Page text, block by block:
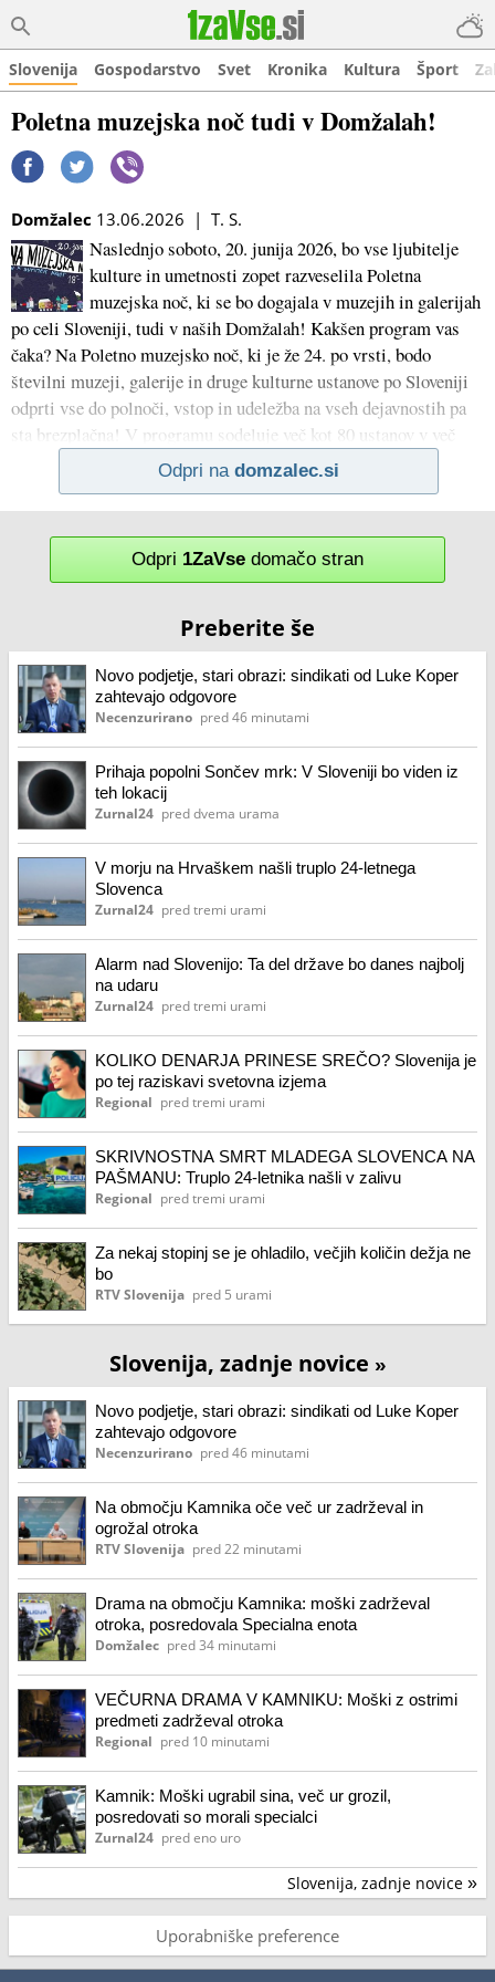
Slovenija Gospodarstvo Svet Kronika Kultura Šport
Poletna muzejska noč tudi v Domžalah!
Domžalec 13.06.2026 | T. S.
Naslednjo soboto, 20. junija 2026, bo vse ljubitelje
kulture in umetnosti zopet razveselila Poletna
muzejska noč, ki se bo dogajala v muzejih in galerijah
po celi Sloveniji, tudi v naših Domžalah! Kakšen program vas
čaka? Na Poletno muzejsko noč, ki je že 24. po vrsti, bodo
številni muzeji, galerije in druge kulturne ustanove po Sloveniji
odprti vse do polnoči, vstop in udeležba na vseh dejavnostih pa
sta brezplačna! V programu sodeluje več kot 80 ustanov v več
Odpri na domzalec.si
Odpri 1ZaVse domačo stran
Preberite še
Novo podjetje, stari obrazi: sindikati od Luke Koper
zahtevajo odgovore
Necenzurirano pred 46 minutami
Prihaja popolni Sončev mrk: V Sloveniji bo viden iz
teh lokacij
Zurnal24 pred dvema urama
V morju na Hrvaškem našli truplo 24-letnega
Slovenca
Zurnal24 pred tremi urami
Alarm nad Slovenijo: Ta del države bo danes najbolj
na udaru
Zurnal24 pred tremi urami
KOLIKO DENARJA PRINESE SREČO? Slovenija je
po tej raziskavi svetovna izjema
Regional pred tremi urami
SKRIVNOSTNA SMRT MLADEGA SLOVENCA NA
PAŠMANU: Truplo 24-letnika našli v zalivu
Regional pred tremi urami
Za nekaj stopinj se je ohladilo, večjih količin dežja ne
bo
RTV Slovenija pred 5 urami
Slovenija, zadnje novice »
Novo podjetje, stari obrazi: sindikati od Luke Koper
zahtevajo odgovore
Necenzurirano pred 46 minutami
Na območju Kamnika oče več ur zadrževal in
ogrožal otroka
RTV Slovenija pred 22 minutami
Drama na območju Kamnika: moški zadrževal
otroka, posredovala Specialna enota
Domžalec pred 34 minutami
VEČURNA DRAMA V KAMNIKU: Moški z ostrimi
predmeti zadrževal otroka
Regional pred 10 minutami
Kamnik: Moški ugrabil sina, več ur grozil,
posredovati so morali specialci
Zurnal24 pred eno uro
Slovenija, zadnje novice »
Uporabniške preference